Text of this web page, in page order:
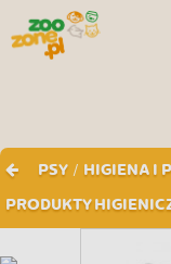
PSY / HIGIENA I
PRODUKTY